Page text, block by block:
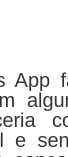
App
e